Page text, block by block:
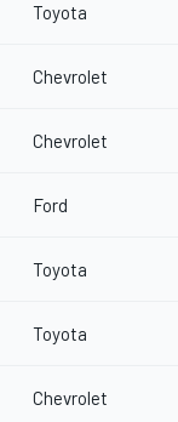
Toyota
Chevrolet
Chevrolet
Ford
Toyota
Toyota
Chevrolet